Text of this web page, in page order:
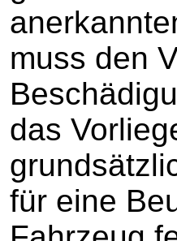
muss den
das
für eine